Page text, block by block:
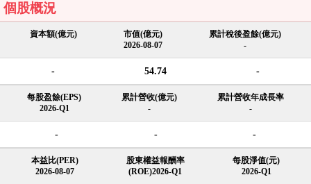
個股概況
資本額(億元)
市值(億元)
2026-08-07
累計稅後盈餘(億元)
-
- 54.74 -
每股盈餘(EPS)
2026-Q1
累計營收(億元)
-
累計營收年成長率
-
- - -
本益比(PER)
2026-08-07
股東權益報酬率
(ROE)2026-Q1
每股淨值(元)
2026-Q1